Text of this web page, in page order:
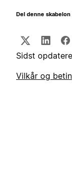
Del denne skabelon
Sidst
Vilkår og